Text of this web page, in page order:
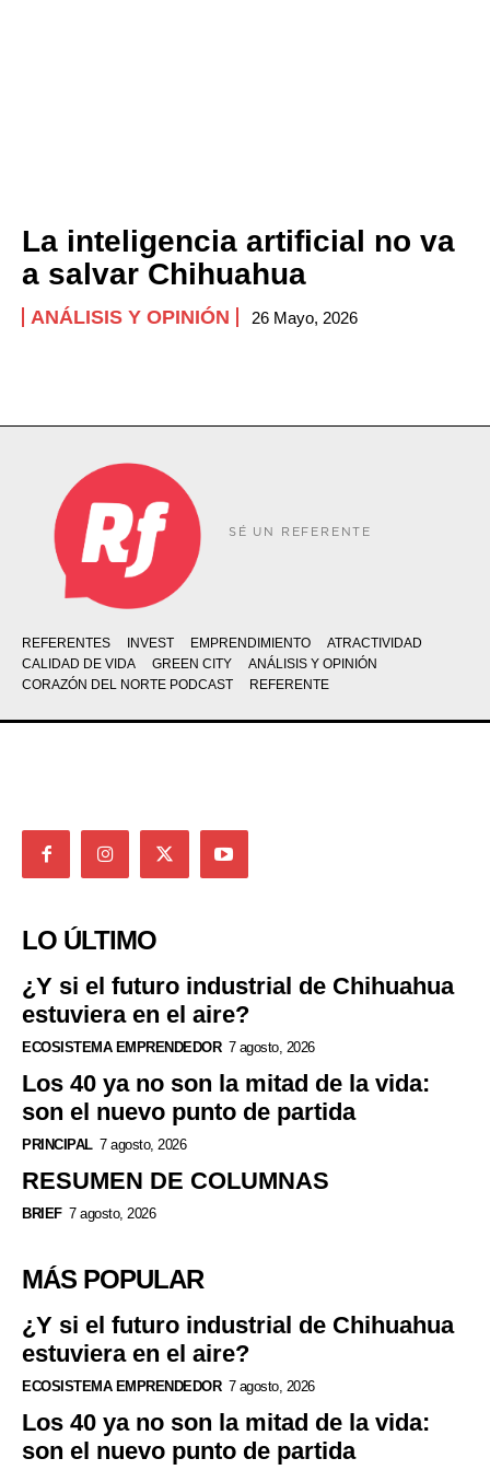
La inteligencia artificial no va
a salvar Chihuahua
ANÁLISIS Y OPINIÓN 26 Mayo, 2026
SÉ UN REFERENTE
REFERENTES INVEST EMPRENDIMIENTO
ATRACTIVIDAD
CALIDAD DE VIDA
GREEN CITY
ANÁLISIS Y OPINIÓN
CORAZÓN DEL NORTE PODCAST
REFERENTE
LO ÚLTIMO
¿Y si el futuro industrial de Chihuahua
estuviera en el aire?
ECOSISTEMA EMPRENDEDOR 7 agosto, 2026
Los 40 ya no son la mitad de la vida:
son el nuevo punto de partida
PRINCIPAL 7 agosto, 2026
RESUMEN DE COLUMNAS
BRIEF 7 agosto, 2026
MÁS POPULAR
¿Y si el futuro industrial de Chihuahua
estuviera en el aire?
ECOSISTEMA EMPRENDEDOR 7 agosto, 2026
Los 40 ya no son la mitad de la vida:
son el nuevo punto de partida